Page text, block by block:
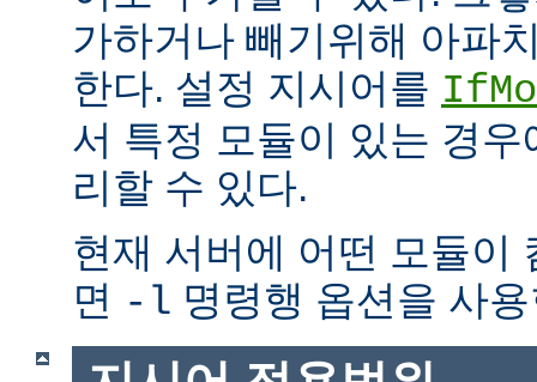
가하거나 빼기위해 아파
한다. 설정 지시어를
서 특정 모듈이 있는 경
리할 수 있다.
현재 서버에 어떤 모듈이
면 -l 명령행 옵션을 사